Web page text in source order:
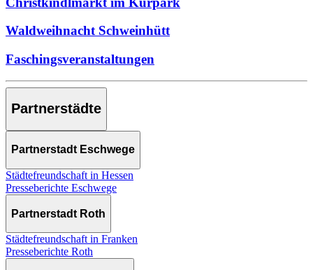
Waldweihnacht Schweinhütt
Faschingsveranstaltungen
Partnerstädte
Partnerstadt Eschwege
Städtefreundschaft in Hessen
Presseberichte Eschwege
Partnerstadt Roth
Städtefreundschaft in Franken
Presseberichte Roth